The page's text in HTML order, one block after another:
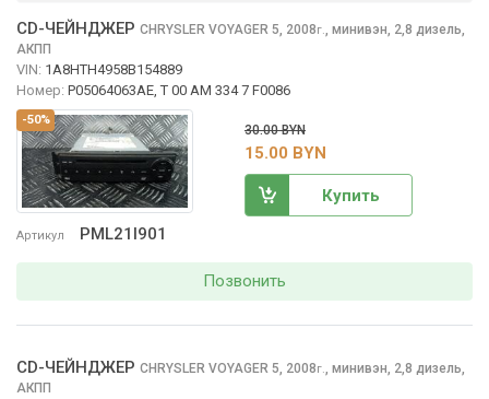
-50%
Артикул PML21I901
CD-ЧЕЙНДЖЕР CHRYSLER VOYAGER 5, 2008г., минивэн, 2,8 дизель,
АКПП
VIN: 1A8HTH4958B154889
Номер: P05064063AE, T 00 AM 334 7 F0086
30.00 BYN
15.00 BYN
Купить
Позвонить
CD-ЧЕЙНДЖЕР CHRYSLER VOYAGER 5, 2008г., минивэн, 2,8 дизель,
АКПП